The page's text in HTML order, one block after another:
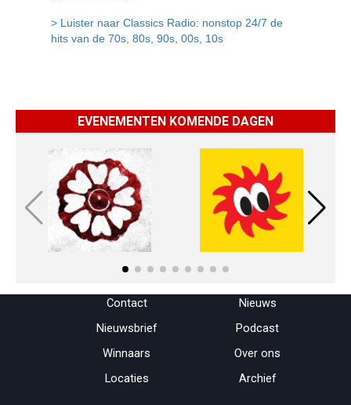
EVENEMENTEN KOMENDE DAGEN
Menu overslaan
Contact
Nieuws
Nieuwsbrief
Podcast
Winnaars
Over ons
Locaties
Archief